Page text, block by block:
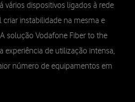
vários dispositivos ligados à rede
criar instabilidade na mesma e
solução Vodafone Fiber to the
experiência de utilização intensa,
número de equipamentos em